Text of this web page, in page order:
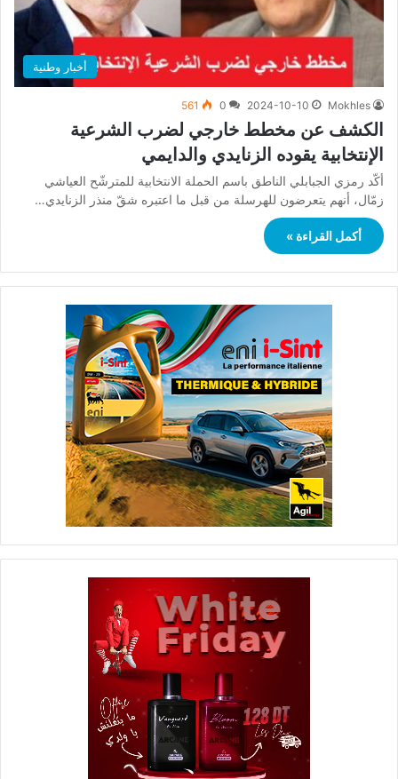
أخبار وطنية
Mokhles
2024-10-10
0
561
الكشف عن مخطط خارجي لضرب الشرعية
الإنتخابية يقوده الزنايدي والدايمي
أكّد رمزي الجبابلي الناطق باسم الحملة الانتخابية للمترشّح العياشي
زمّال، أنهم يتعرضون للهرسلة من قبل ما اعتبره شقّ منذر الزنايدي…
أكمل القراءة »